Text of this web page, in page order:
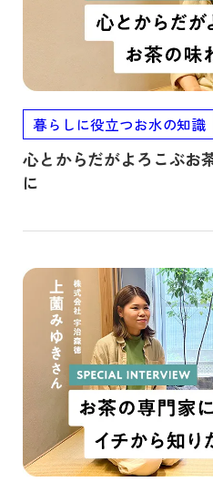
暮らしに役立つお水の知識
心とからだがよろこぶお
に
記事を読む